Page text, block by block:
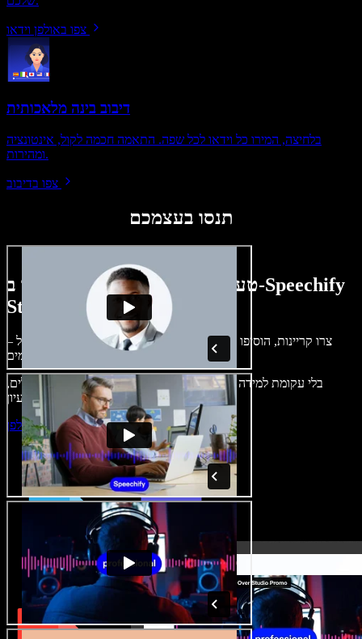
צפו באולפן וידאו
דיבוב בינה מלאכותית
בלחיצה, המירו כל וידאו לכל שפה. התאמה חכמה לקול, אינטונציה
ומהירות.
צפו בדיבוב
תנסו בעצמכם
טעימה קטנה ממה שתוכלו ליצור ב-Speechify
Studio.
צרו קריינות, הוסיפו תמונות ללא זכויות, אודיו, סרטונים ושיבוט קול –
בלי עקומת למידה – הכול זמין בדפדפן. יוצרי תוכן כבר לא מוגבלים,
התחילו ליצור באולפן